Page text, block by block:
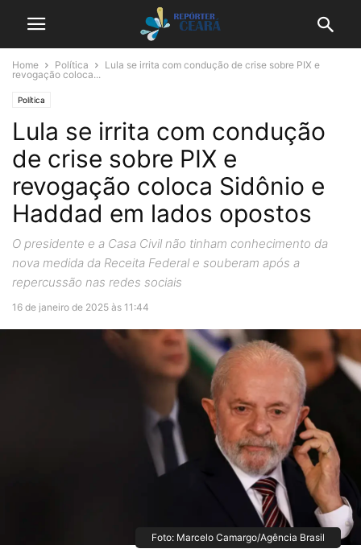
Home Política
Lula se irrita com condução de crise sobre PIX e
revogação coloca...
Política
Lula se irrita com condução
de crise sobre PIX e
revogação coloca Sidônio e
Haddad em lados opostos
O presidente e a Casa Civil não tinham conhecimento da
nova medida da Receita Federal e souberam após a
repercussão nas redes sociais
16 de janeiro de 2025 às 11:44
Foto: Marcelo Camargo/Agência Brasil